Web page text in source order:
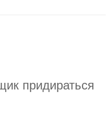
придираться